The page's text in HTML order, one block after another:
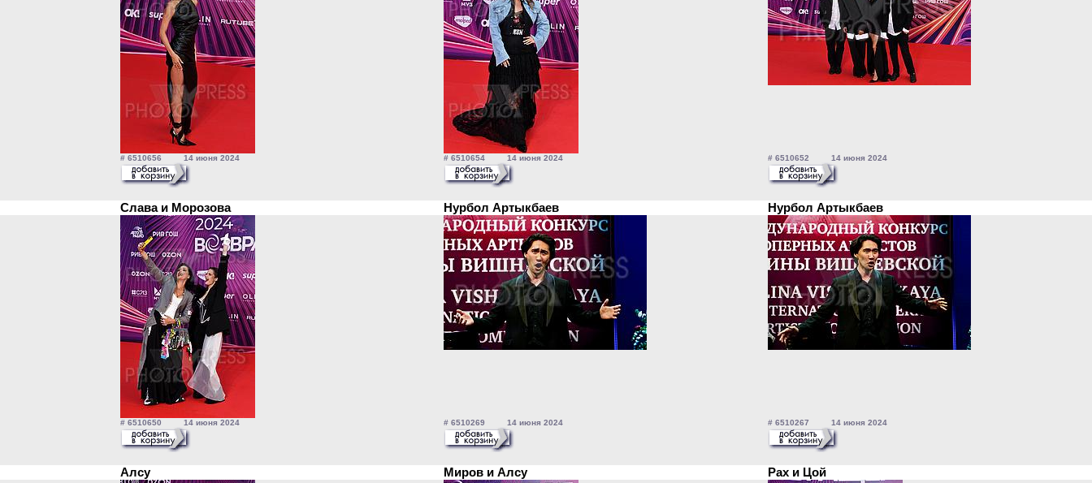
# 6510656 14 июня 2024 # 6510654 14 июня 2024 # 6510652 14 июня 2024
Слава и Морозова Нурбол Артыкбаев Нурбол Артыкбаев
# 6510650 14 июня 2024 # 6510269 14 июня 2024 # 6510267 14 июня 2024
Алсу Миров и Алсу Рах и Цой